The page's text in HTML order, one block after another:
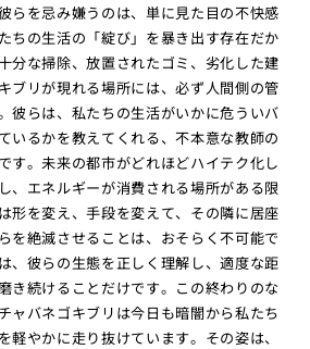
らを忌み嫌うのは、単に見た目の不快感
ちの生活の「綻び」を暴き出す存在だか
分な掃除、放置されたゴミ、劣化した建
ブリが現れる場所には、必ず人間側の管
彼らは、私たちの生活がいかに危ういバ
いるかを教えてくれる、不本意な教師の
す。未来の都市がどれほどハイテク化し
、エネルギーが消費される場所がある限
形を変え、手段を変えて、その隣に居座
を絶滅させることは、おそらく不可能で
、彼らの生態を正しく理解し、適度な距
き続けることだけです。この終わりのな
ャバネゴキブリは今日も暗闇から私たち
軽やかに走り抜けています。その姿は、